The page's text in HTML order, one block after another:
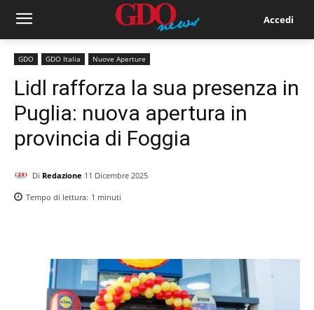
Accedi
GDO GDO Italia Nuove Aperture
Lidl rafforza la sua presenza in
Puglia: nuova apertura in
provincia di Foggia
Di Redazione 11 Dicembre 2025
Tempo di lettura: 1 minuti